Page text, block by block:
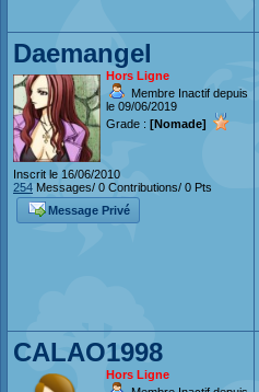
Daemangel
Hors Ligne
Membre Inactif depuis
le 09/06/2019
Grade : [Nomade]
Inscrit le 16/06/2010
254 Messages/ 0 Contributions/ 0 Pts
Message Privé
CALAO1998
Hors Ligne